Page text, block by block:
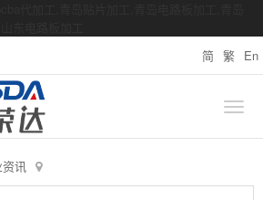
简 繁 En
讯